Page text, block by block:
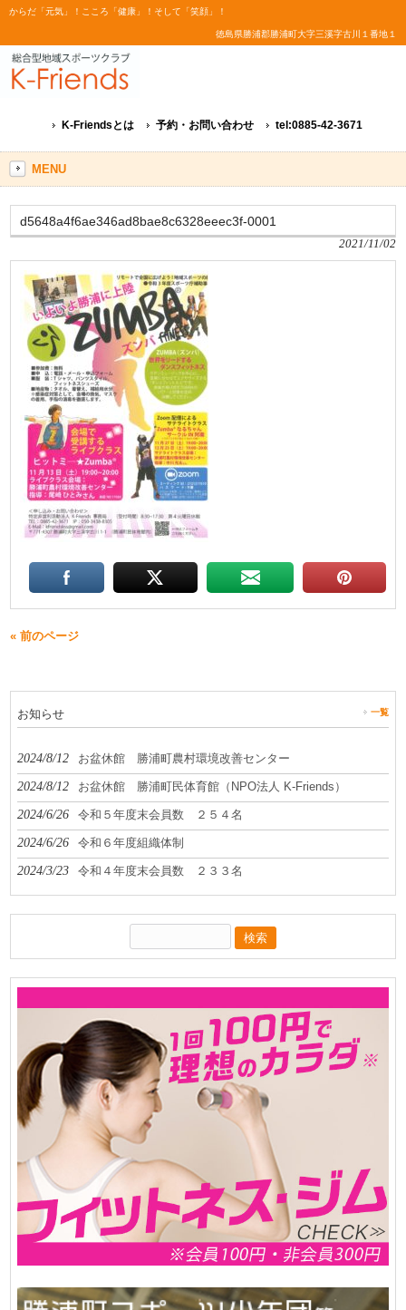
からだ「元気」！こころ「健康」！そして「笑顔」！
徳島県勝浦郡勝浦町大字三溪字古川１番地１
K-Friendsとは 予約・お問い合わせ tel:0885-42-3671
MENU
d5648a4f6ae346ad8bae8c6328eeec3f-0001
2021/11/02
« 前のページ
お知らせ 一覧
2024/8/12 お盆休館 勝浦町農村環境改善センター
2024/8/12 お盆休館 勝浦町民体育館（NPO法人 K-Friends）
2024/6/26 令和５年度末会員数 ２５４名
2024/6/26 令和６年度組織体制
2024/3/23 令和４年度末会員数 ２３３名
索: